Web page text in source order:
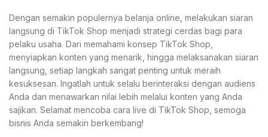
Dengan semakin populernya belanja online, melakukan siaran
langsung di TikTok Shop menjadi strategi cerdas bagi para
pelaku usaha. Dari memahami konsep TikTok Shop,
menyiapkan konten yang menarik, hingga melaksanakan siaran
langsung, setiap langkah sangat penting untuk meraih
kesuksesan. Ingatlah untuk selalu berinteraksi dengan audiens
Anda dan menawarkan nilai lebih melalui konten yang Anda
sajikan. Selamat mencoba cara live di TikTok Shop, semoga
bisnis Anda semakin berkembang!